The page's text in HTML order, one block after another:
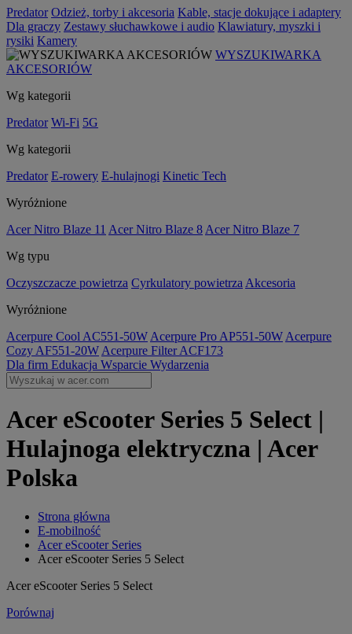
Predator Odzież, torby i akcesoria Kable, stacje dokujące i adaptery
Dla graczy Zestawy słuchawkowe i audio Klawiatury, myszki i
rysiki Kamery
WYSZUKIWARKA
AKCESORIÓW
Wg kategorii
Predator Wi-Fi 5G
Wg kategorii
Predator E-rowery E-hulajnogi Kinetic Tech
Wyróżnione
Acer Nitro Blaze 11 Acer Nitro Blaze 8 Acer Nitro Blaze 7
Wg typu
Oczyszczacze powietrza Cyrkulatory powietrza Akcesoria
Wyróżnione
Acerpure Cool AC551-50W Acerpure Pro AP551-50W Acerpure
Cozy AF551-20W Acerpure Filter ACF173
Dla firm Edukacja Wsparcie Wydarzenia
Acer eScooter Series 5 Select |
Hulajnoga elektryczna | Acer
Polska
Strona główna
E-mobilność
Acer eScooter Series
Acer eScooter Series 5 Select
Acer eScooter Series 5 Select
Porównaj